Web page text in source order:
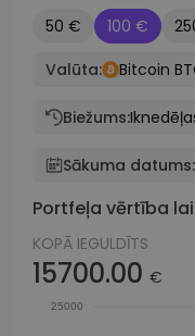
50 €
100 €
Valūta:
Bitcoin
Biežums:
Sākuma datums:
Portfeļa vērtība
KOPĀ IEGULDĪTS
15700.00 €
25000